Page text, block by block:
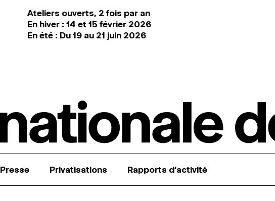
Ateliers ouverts, 2 fois par an
En hiver : 14 et 15 février 2026
En été : Du 19 au 21 juin 2026
Presse Privatisations Rapports d’activité